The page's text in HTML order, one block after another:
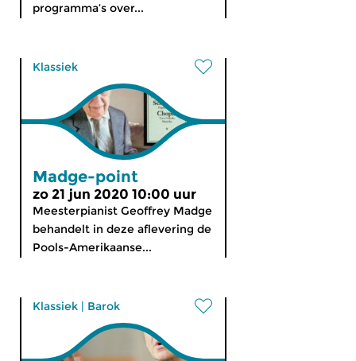
programma’s over...
Klassiek
Madge-point
zo 21 jun 2020 10:00 uur
Meesterpianist Geoffrey Madge
behandelt in deze aflevering de
Pools-Amerikaanse...
Klassiek | Barok